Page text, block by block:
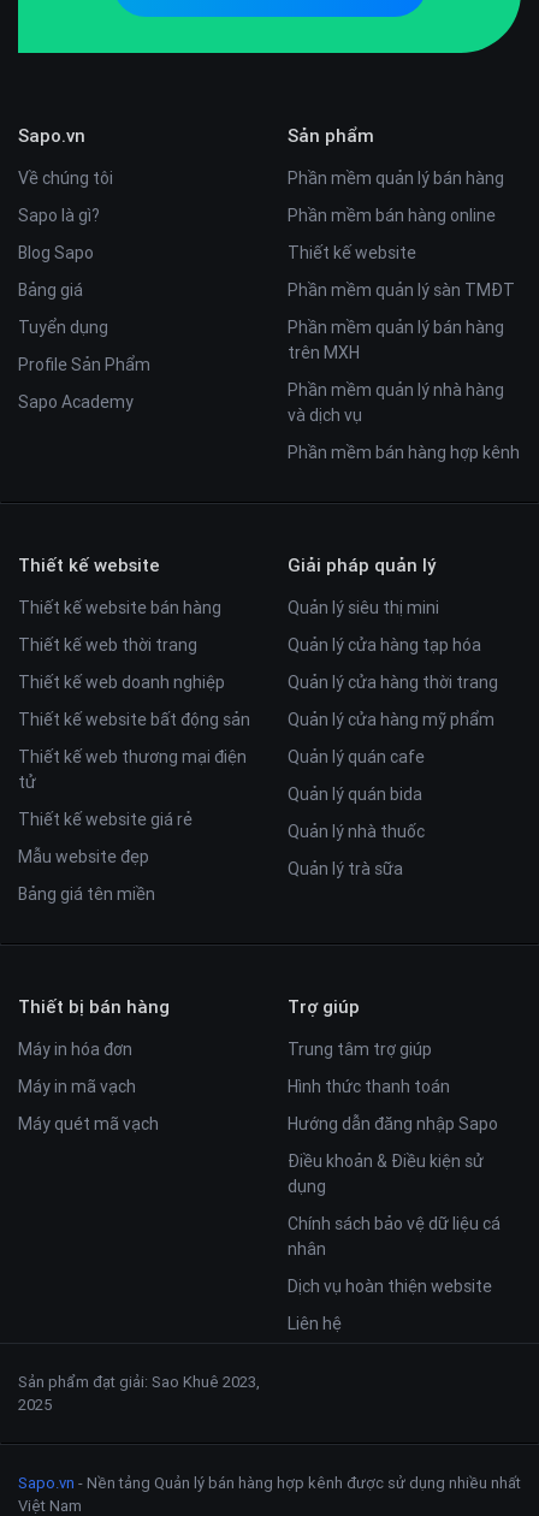
Sapo.vn
Về chúng tôi
Sapo là gì?
Blog Sapo
Bảng giá
Tuyển dụng
Profile Sản Phẩm
Sapo Academy
Sản phẩm
Phần mềm quản lý bán hàng
Phần mềm bán hàng online
Thiết kế website
Phần mềm quản lý sàn TMĐT
Phần mềm quản lý bán hàng
trên MXH
Phần mềm quản lý nhà hàng
và dịch vụ
Phần mềm bán hàng hợp kênh
Thiết kế website
Thiết kế website bán hàng
Thiết kế web thời trang
Thiết kế web doanh nghiệp
Thiết kế website bất động sản
Thiết kế web thương mại điện
tử
Thiết kế website giá rẻ
Mẫu website đẹp
Bảng giá tên miền
Giải pháp quản lý
Quản lý siêu thị mini
Quản lý cửa hàng tạp hóa
Quản lý cửa hàng thời trang
Quản lý cửa hàng mỹ phẩm
Quản lý quán cafe
Quản lý quán bida
Quản lý nhà thuốc
Quản lý trà sữa
Thiết bị bán hàng
Máy in hóa đơn
Máy in mã vạch
Máy quét mã vạch
Trợ giúp
Trung tâm trợ giúp
Hình thức thanh toán
Hướng dẫn đăng nhập Sapo
Điều khoản & Điều kiện sử
dụng
Chính sách bảo vệ dữ liệu cá
nhân
Dịch vụ hoàn thiện website
Liên hệ
Sapo.vn - Nền tảng Quản lý bán hàng hợp kênh được sử dụng nhiều nhất
Việt Nam
Sản phẩm đạt giải: Sao Khuê 2023,
2025